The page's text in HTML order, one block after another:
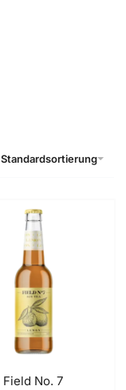
Standardsortierung
Field No. 7